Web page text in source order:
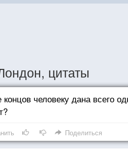
цитаты
концов человеку дана всего
Поделиться